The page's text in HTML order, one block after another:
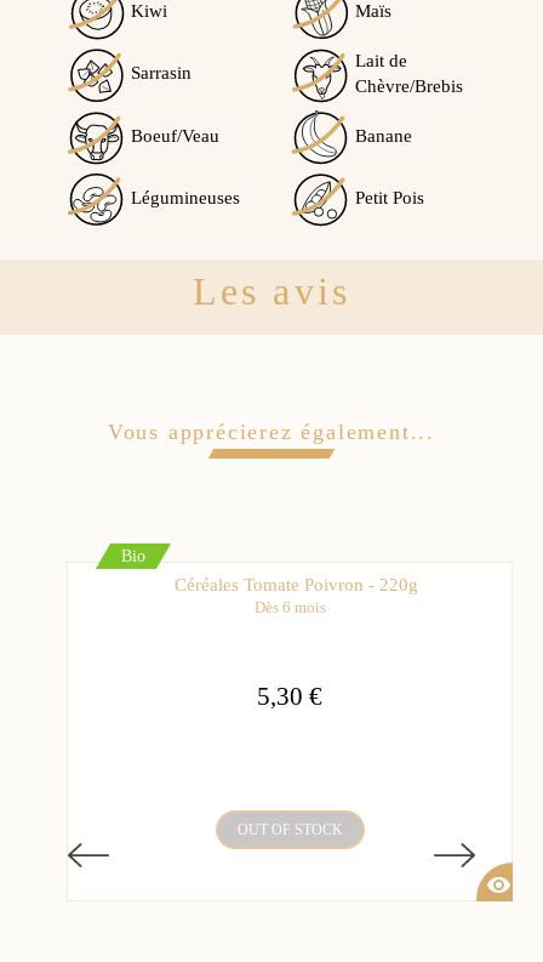
Kiwi Maïs
Sarrasin
Lait de
Chèvre/Brebis
Boeuf/Veau Banane
Légumineuses Petit Pois
Les avis
Vous apprécierez également...
Bio
Céréales Tomate Poivron - 220g
Dès 6 mois
5,30 €
OUT OF STOCK
visibility